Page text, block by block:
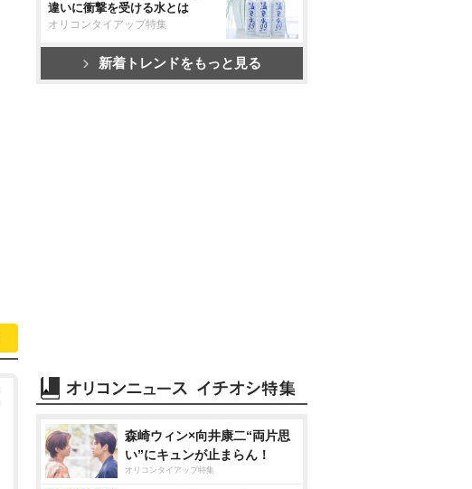
違いに衝撃を受ける水とは
オリコンタイアップ特集
新着トレンドをもっと見る
森崎ウィン×向井康二“両片思
い”にキュンが止まらん！
オリコンタイアップ特集